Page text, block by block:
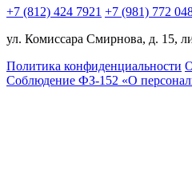
+7 (812) 424 7921 +7 (981) 772
ул. Комиссара Смирнова, д. 15,
Политика конфиденциальности
Соблюдение ФЗ-152 «О